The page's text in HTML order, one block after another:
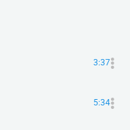
3:37
5:34